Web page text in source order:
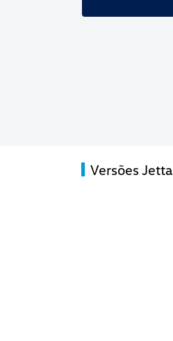
Versões Jetta